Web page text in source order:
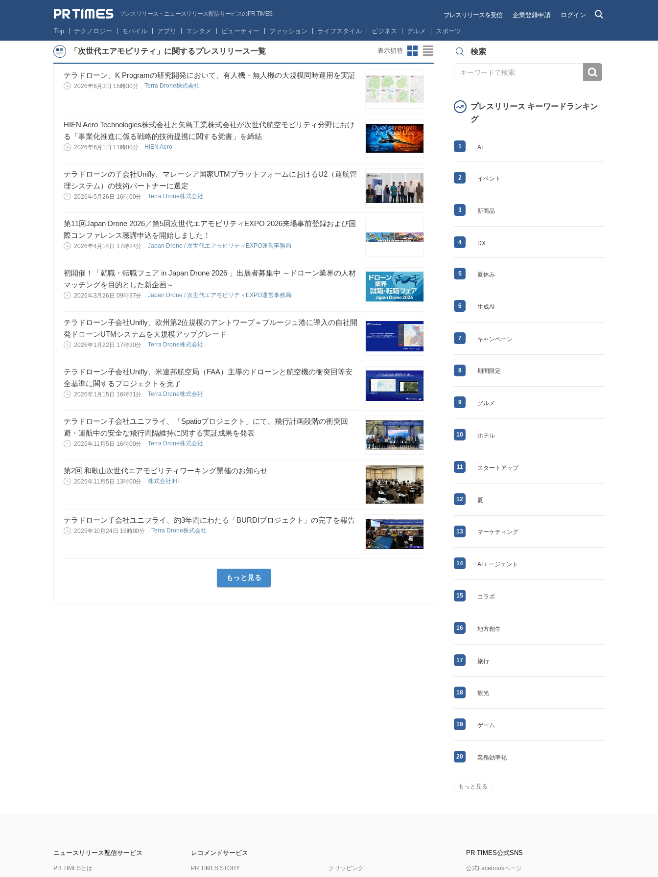
プレスリリース・ニュースリリース配信サービスのPR TIMES プレスリリースを受信 企業登録申請 ログイン
Top テクノロジー モバイル アプリ エンタメ ビューティー ファッション ライフスタイル ビジネス グルメ スポーツ
「次世代エアモビリティ」に関するプレスリリース一覧 表示切替
テラドローン、K Programの研究開発において、有人機・無人機の大規模同時運用を実証
2026年6月3日 15時30分 Terra Drone株式会社
HIEN Aero Technologies株式会社と矢島工業株式会社が次世代航空モビリティ分野におけ
る「事業化推進に係る戦略的技術提携に関する覚書」を締結
2026年6月1日 11時00分 HIEN Aero
テラドローンの子会社Unifly、マレーシア国家UTMプラットフォームにおけるU2（運航管
理システム）の技術パートナーに選定
2026年5月26日 16時00分 Terra Drone株式会社
第11回Japan Drone 2026／第5回次世代エアモビリティEXPO 2026来場事前登録および国
際コンファレンス聴講申込を開始しました！
2026年4月14日 17時24分 Japan Drone / 次世代エアモビリティEXPO運営事務局
初開催！「就職・転職フェア in Japan Drone 2026 」出展者募集中 ～ドローン業界の人材
マッチングを目的とした新企画～
2026年3月26日 09時37分 Japan Drone / 次世代エアモビリティEXPO運営事務局
テラドローン子会社Unifly、欧州第2位規模のアントワープ＝ブルージュ港に導入の自社開
発ドローンUTMシステムを大規模アップグレード
2026年1月22日 17時30分 Terra Drone株式会社
テラドローン子会社Unifly、米連邦航空局（FAA）主導のドローンと航空機の衝突回等安
全基準に関するプロジェクトを完了
2026年1月15日 16時31分 Terra Drone株式会社
テラドローン子会社ユニフライ、「Spatioプロジェクト」にて、飛行計画段階の衝突回
避・運航中の安全な飛行間隔維持に関する実証成果を発表
2025年11月5日 16時00分 Terra Drone株式会社
第2回 和歌山次世代エアモビリティワーキング開催のお知らせ
2025年11月5日 13時00分 株式会社IHI
テラドローン子会社ユニフライ、約3年間にわたる「BURDIプロジェクト」の完了を報告
2025年10月24日 16時00分 Terra Drone株式会社
もっと見る
検索
プレスリリース キーワードランキン
グ
1 AI
2 イベント
3 新商品
4 DX
5 夏休み
6 生成AI
7 キャンペーン
8 期間限定
9 グルメ
10 ホテル
11 スタートアップ
12 夏
13 マーケティング
14 AIエージェント
15 コラボ
16 地方創生
17 旅行
18 観光
19 ゲーム
20 業務効率化
もっと見る
ニュースリリース配信サービス
PR TIMESとは
レコメンドサービス
PR TIMES STORY クリッピング
PR TIMES公式SNS
公式Facebookページ